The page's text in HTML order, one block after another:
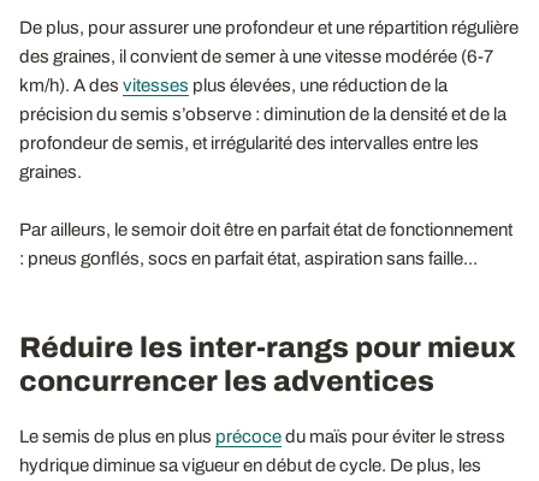
De plus, pour assurer une profondeur et une répartition régulière
des graines, il convient de semer à une vitesse modérée (6-7
km/h). A des vitesses plus élevées, une réduction de la
précision du semis s’observe : diminution de la densité et de la
profondeur de semis, et irrégularité des intervalles entre les
graines.
Par ailleurs, le semoir doit être en parfait état de fonctionnement
: pneus gonflés, socs en parfait état, aspiration sans faille...
Réduire les inter-rangs pour mieux
concurrencer les adventices
Le semis de plus en plus précocedu maïs pour éviter le stress
hydrique diminue sa vigueur en début de cycle. De plus, les